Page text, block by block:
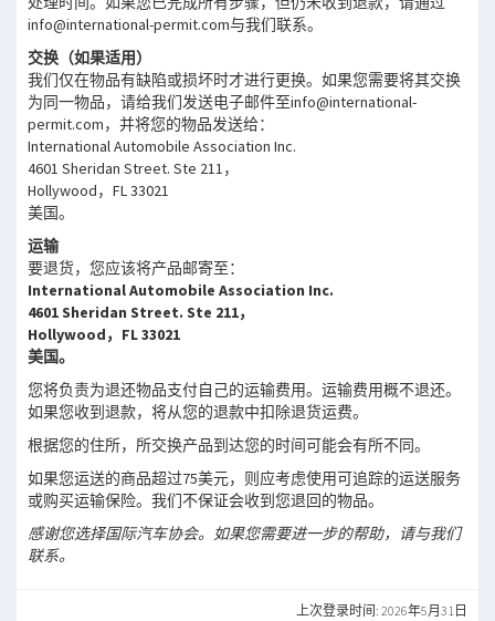
info@international-permit.com与我们联系。
交换（如果适用）
我们仅在物品有缺陷或损坏时才进行更换。如果您需要将其交换
为同一物品，请给我们发送电子邮件至info@international-
permit.com，并将您的物品发送给：
International Automobile Association Inc.
4601 Sheridan Street. Ste 211，
Hollywood，FL 33021
美国。
运输
要退货，您应该将产品邮寄至：
International Automobile Association Inc.
4601 Sheridan Street. Ste 211，
Hollywood，FL 33021
美国。
您将负责为退还物品支付自己的运输费用。运输费用概不退还。
如果您收到退款，将从您的退款中扣除退货运费。
根据您的住所，所交换产品到达您的时间可能会有所不同。
如果您运送的商品超过75美元，则应考虑使用可追踪的运送服务
或购买运输保险。我们不保证会收到您退回的物品。
感谢您选择国际汽车协会。如果您需要进一步的帮助，请与我们
联系。
上次登录时间: 2026年5月31日